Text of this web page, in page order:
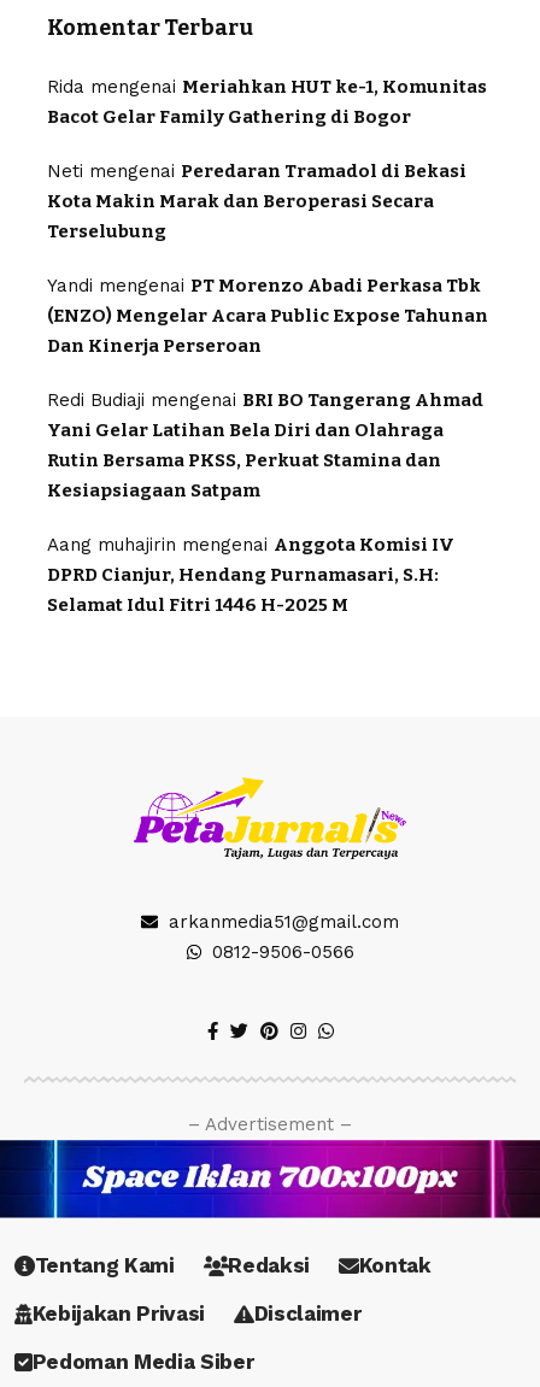
Komentar Terbaru
Rida mengenai Meriahkan HUT ke-1, Komunitas
Bacot Gelar Family Gathering di Bogor
Neti mengenai Peredaran Tramadol di Bekasi
Kota Makin Marak dan Beroperasi Secara
Terselubung
Yandi mengenai PT Morenzo Abadi Perkasa Tbk
(ENZO) Mengelar Acara Public Expose Tahunan
Dan Kinerja Perseroan
Redi Budiaji mengenai BRI BO Tangerang Ahmad
Yani Gelar Latihan Bela Diri dan Olahraga
Rutin Bersama PKSS, Perkuat Stamina dan
Kesiapsiagaan Satpam
Aang muhajirin mengenai Anggota Komisi IV
DPRD Cianjur, Hendang Purnamasari, S.H:
Selamat Idul Fitri 1446 H-2025 M
arkanmedia51@gmail.com
0812-9506-0566
– Advertisement –
Tentang Kami Redaksi
Kontak
Kebijakan Privasi
Disclaimer
Pedoman Media Siber